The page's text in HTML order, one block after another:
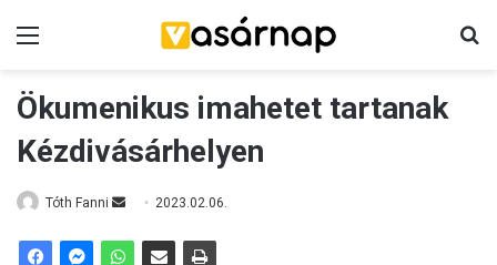
Ökumenikus imahetet tartanak
Kézdivásárhelyen
Tóth Fanni 2023.02.06.